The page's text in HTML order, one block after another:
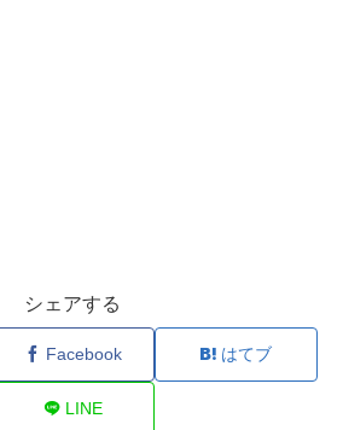
シェアする
Facebook はてブ
LINE